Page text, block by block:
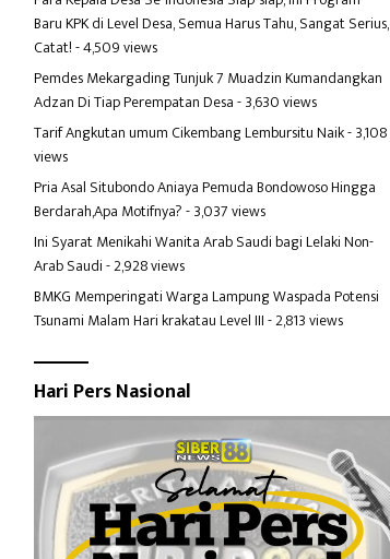
Baru KPK di Level Desa, Semua Harus Tahu, Sangat Serius,
Catat!- 4,509 views
Pemdes Mekargading Tunjuk 7 Muadzin Kumandangkan
Adzan Di Tiap Perempatan Desa- 3,630 views
Tarif Angkutan umum Cikembang Lembursitu Naik- 3,108
views
Pria Asal Situbondo Aniaya Pemuda Bondowoso Hingga
Berdarah,Apa Motifnya?- 3,037 views
Ini Syarat Menikahi Wanita Arab Saudi bagi Lelaki Non-
Arab Saudi- 2,928 views
BMKG Memperingati Warga Lampung Waspada Potensi
Tsunami Malam Hari krakatau Level III- 2,813 views
Hari Pers Nasional